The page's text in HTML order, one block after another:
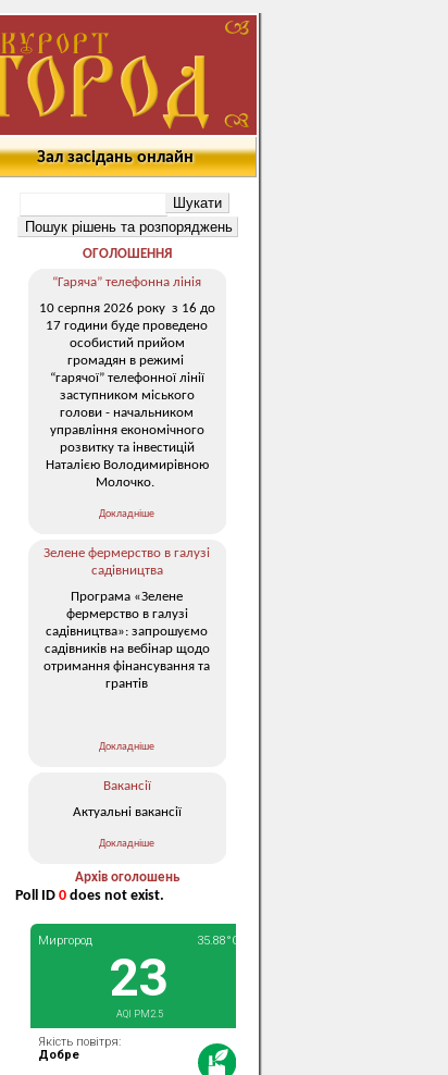
Зал засідань онлайн
ОГОЛОШЕННЯ
“Гаряча” телефонна лінія
10 серпня 2026 року з 16 до
17 години буде проведено
особистий прийом
громадян в режимі
“гарячої” телефонної лінії
заступником міського
голови - начальником
управління економічного
розвитку та інвестицій
Наталією Володимирівною
Молочко.
Докладніше
Зелене фермерство в галузі
садівництва
Програма «Зелене
фермерство в галузі
садівництва»: запрошуємо
садівників на вебінар щодо
отримання фінансування та
грантів
Докладніше
Вакансії
Актуальні вакансії
Докладніше
Архів оголошень
Poll ID 0 does not exist.